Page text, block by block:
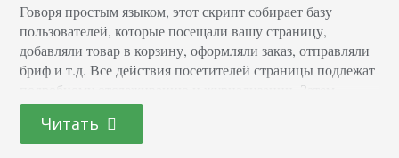
Говоря простым языком, этот скрипт собирает базу
пользователей, которые посещали вашу страницу,
добавляли товар в корзину, оформляли заказ, отправляли
бриф и т.д. Все действия посетителей страницы подлежат
подробному отслеживанию и журнализации. Затем
программа находит этих пользователей в соц. сети и
запускает рекламную рассылку непосредственно на их
страницах. Всю работу данного механизма можно свести
Читать